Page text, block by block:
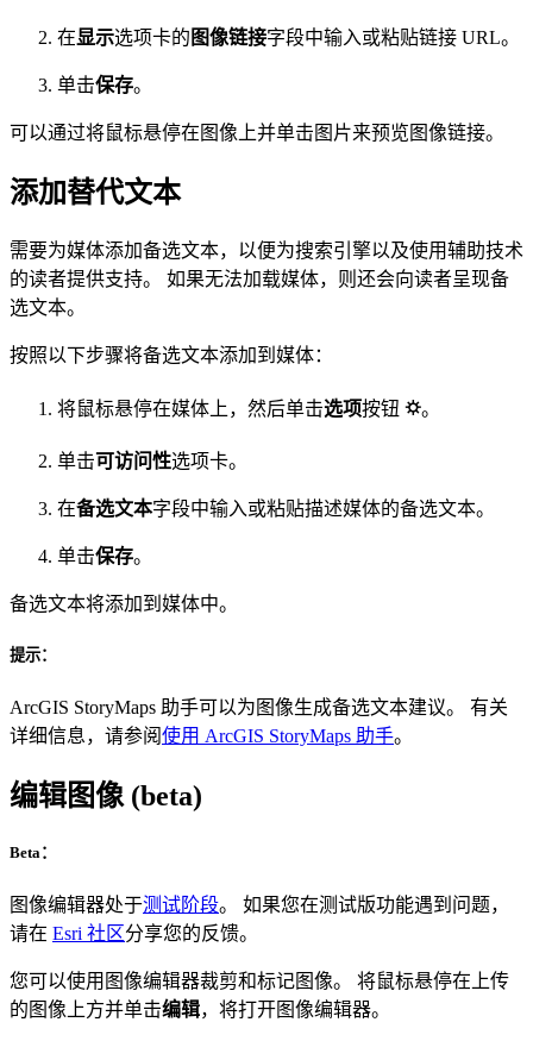
在显示选项卡的 图像链接字段中输入或粘贴链接 URL。
单击保存。
可以通过将鼠标悬停在图像上并单击图片来预览图像链接。
添加替代文本
需要为媒体添加备选文本，以便为搜索引擎以及使用辅助技术
的读者提供支持。 如果无法加载媒体，则还会向读者呈现备
选文本。
按照以下步骤将备选文本添加到媒体：
将鼠标悬停在媒体上，然后单击选项按钮 ⛭。
单击可访问性选项卡。
在备选文本字段中输入或粘贴描述媒体的备选文本。
单击保存。
备选文本将添加到媒体中。
提示：
ArcGIS StoryMaps 助手可以为图像生成备选文本建议。 有关
详细信息，请参阅使用 ArcGIS StoryMaps 助手。
编辑图像 (beta)
Beta：
图像编辑器处于测试阶段。 如果您在测试版功能遇到问题，
请在 Esri 社区分享您的反馈。
您可以使用图像编辑器裁剪和标记图像。 将鼠标悬停在上传
的图像上方并单击编辑，将打开图像编辑器。